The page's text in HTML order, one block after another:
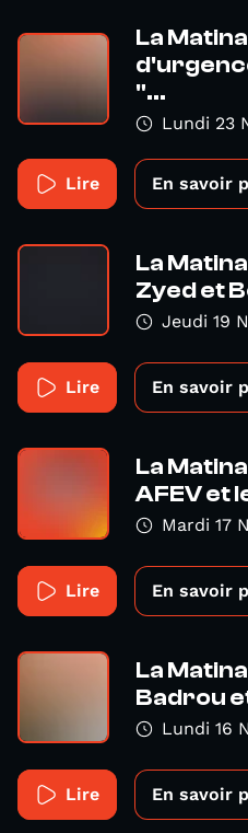
La
"...
Lundi 23
Lire En savoir
La
Zyed et
Jeudi 19
Lire En savoir
La
AFEV et
Mardi 17
Lire En savoir
La
Badrou
Lundi 16
Lire En savoir